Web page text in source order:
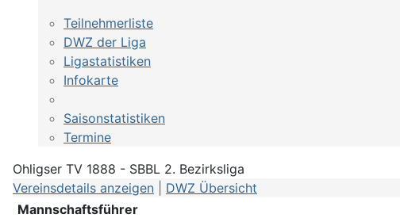
Teilnehmerliste
DWZ der Liga
Ligastatistiken
Infokarte
Saisonstatistiken
Termine
Ohligser TV 1888 - SBBL 2. Bezirksliga
Vereinsdetails anzeigen
DWZ Übersicht
Mannschaftsführer